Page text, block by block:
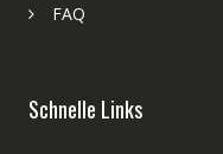
FAQ
Schnelle Links